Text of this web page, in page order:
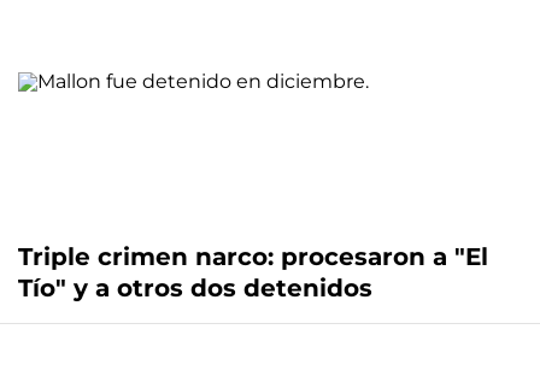
Triple crimen narco: procesaron a "El
Tío" y a otros dos detenidos